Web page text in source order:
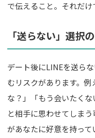
で伝えること。それだけ
「送らない」選択
デート後にLINEを送ら
むリスクがあります。
な？」「もう会いたくな
と相手に思わせてしま
があなたに好意を持っ